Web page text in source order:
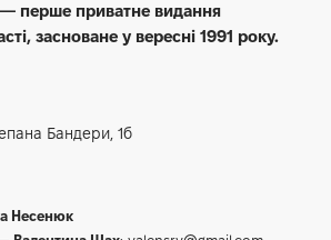
— перше приватне видання
засноване у вересні 1991 року.
Бандери, 1б
Несенюк